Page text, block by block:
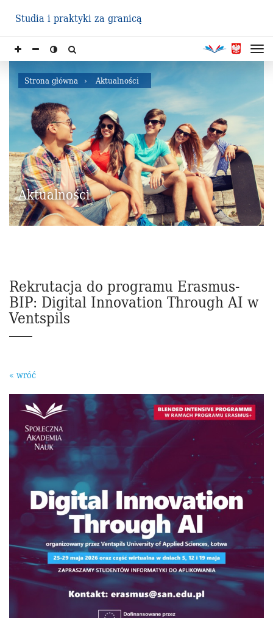
Studia i praktyki za granicą
Strona główna Aktualności
Aktualności
Rekrutacja do programu Erasmus-
BIP: Digital Innovation Through AI w
Ventspils
« wróć